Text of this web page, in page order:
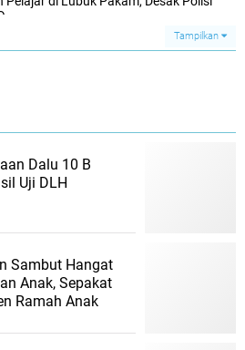
Tampilkan
Dalu 10 B
Uji DLH
Sambut Hangat
Anak, Sepakat
Ramah Anak